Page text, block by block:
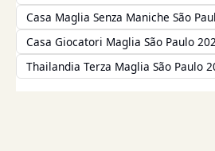
Casa Maglia Senza Maniche São
Casa Giocatori Maglia São Paulo
Thailandia Terza Maglia São Paulo